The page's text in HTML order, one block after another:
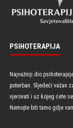
PSIHOTERAPIJA
Najvažniji dio
poterban. Sljedeći važan
vjerovati i uz kojeg ćete
Nemojte biti tamo gdje